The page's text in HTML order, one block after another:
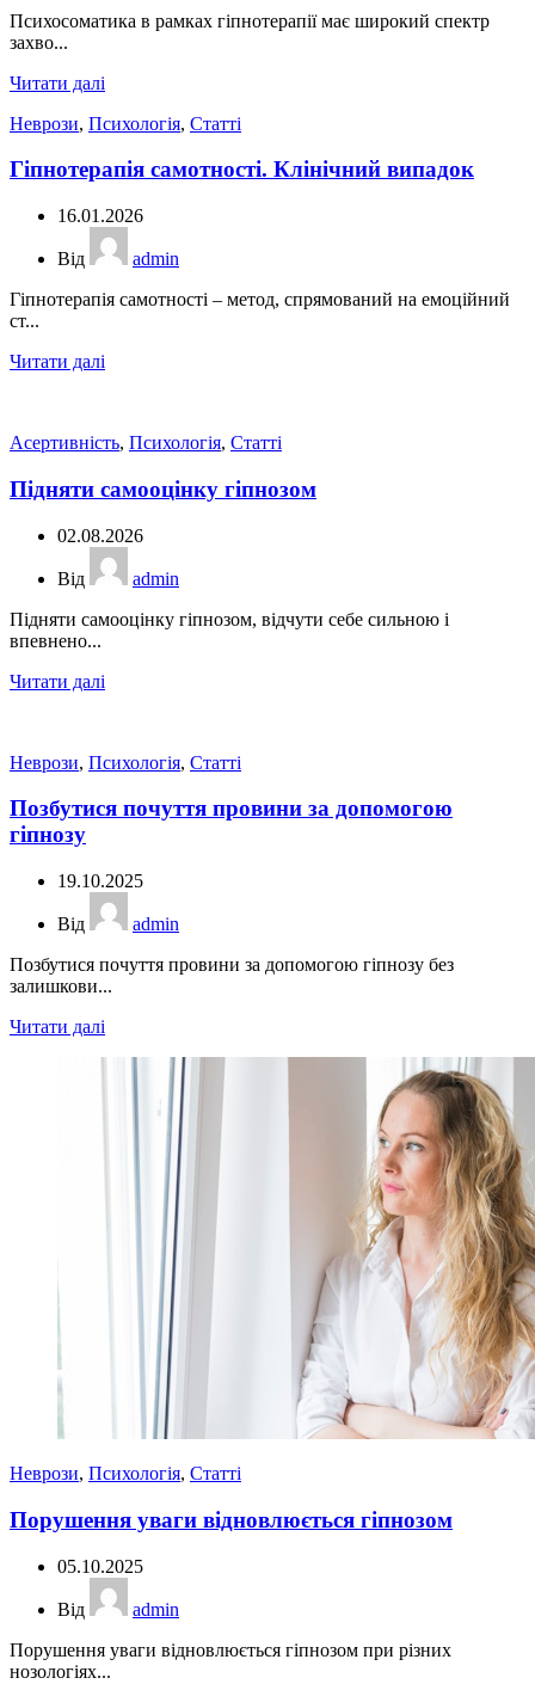
Психосоматика в рамках гіпнотерапії має широкий спектр
захво...
Читати далі
Неврози, Психологія, Статті
Гіпнотерапія самотності. Клінічний випадок
16.01.2026
Від
admin
Гіпнотерапія самотності – метод, спрямований на емоційний
ст...
Читати далі
Асертивність, Психологія, Статті
Підняти самооцінку гіпнозом
02.08.2026
Від
admin
Підняти самооцінку гіпнозом, відчути себе сильною і
впевнено...
Читати далі
Неврози, Психологія, Статті
Позбутися почуття провини за допомогою
гіпнозу
19.10.2025
Від
admin
Позбутися почуття провини за допомогою гіпнозу без
залишкови...
Читати далі
Неврози, Психологія, Статті
Порушення уваги відновлюється гіпнозом
05.10.2025
Від
admin
Порушення уваги відновлюється гіпнозом при різних
нозологіях...